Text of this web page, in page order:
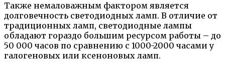
Также немаловажным фактором является
долговечность светодиодных ламп. В отличие от
традиционных ламп, светодиодные лампы
обладают гораздо большим ресурсом работы – до
50 000 часов по сравнению с 1000-2000 часами у
галогеновых или ксеноновых ламп.